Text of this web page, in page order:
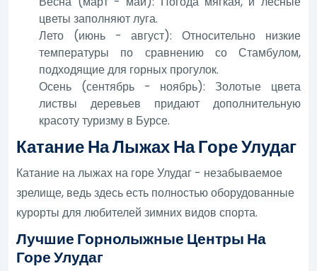
цветы заполняют луга.
Лето (июнь - август): Относительно низкие
температуры по сравнению со Стамбулом,
подходящие для горных прогулок.
Осень (сентябрь - ноябрь): Золотые цвета
листвы деревьев придают дополнительную
красоту туризму в Бурсе.
Катание На Лыжах На Горе Улудаг
Катание на лыжах на горе Улудаг - незабываемое
зрелище, ведь здесь есть полностью оборудованные
курорты для любителей зимних видов спорта.
Лучшие Горнолыжные Центры На
Горе Улудаг